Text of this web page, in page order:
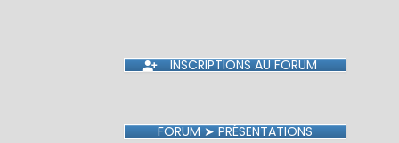
INSCRIPTIONS AU FORUM
FORUM ➤ PRÉSENTATIONS